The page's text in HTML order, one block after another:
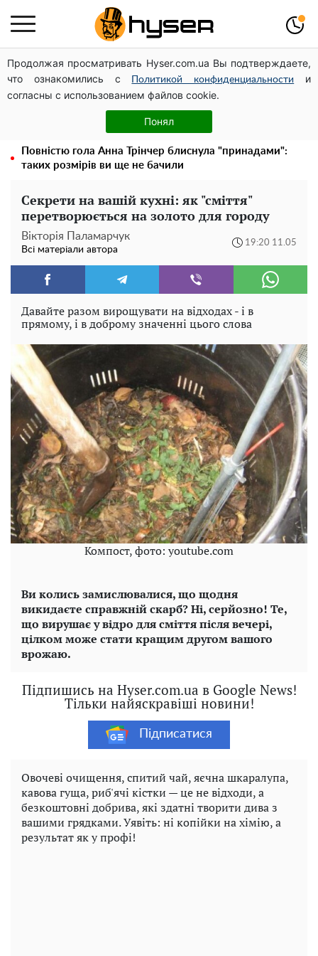
Продолжая просматривать Hyser.com.ua Вы подтверждаете,
что ознакомились с
Политикой конфиденциальности
и
согласны с использованием файлов cookie.
Понял
Дрони із націнкою: Олександр Конотопський вивів
мільйони оборонного бюджету через фіктивну фірму в
Естонії
Олена Тополя злив відео – це далеко не все: фронтмен
"Антитіла" Тарас Тополя став наступним
Повністю гола Анна Трінчер блиснула "принадами":
таких розмірів ви ще не бачили
Секрети на вашій кухні: як "сміття"
перетворюється на золото для городу
Вікторія Паламарчук
Всі матеріали автора
19:20 11.05
Давайте разом вирощувати на відходах - і в
прямому, і в доброму значенні цього слова
Компост, фото: youtube.com
Ви колись замислювалися, що щодня
викидаєте справжній скарб? Ні, серйозно! Те,
що вирушає у відро для сміття після вечері,
цілком може стати кращим другом вашого
врожаю.
Підпишись на Hyser.com.ua в Google News!
Тільки найяскравіші новини!
Підписатися
Овочеві очищення, спитий чай, яєчна шкаралупа,
кавова гуща, риб'ячі кістки — це не відходи, а
безкоштовні добрива, які здатні творити дива з
вашими грядками. Уявіть: ні копійки на хімію, а
результат як у профі!